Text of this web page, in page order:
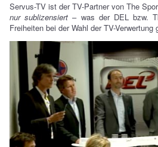
Servus-TV ist der TV-Partner von The
nur sublizensiert – was der DEL bzw.
Freiheiten bei der Wahl der TV-